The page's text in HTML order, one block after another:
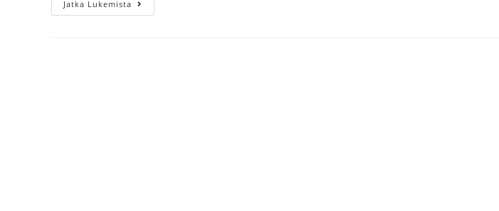
Jatka Lukemista
macaque